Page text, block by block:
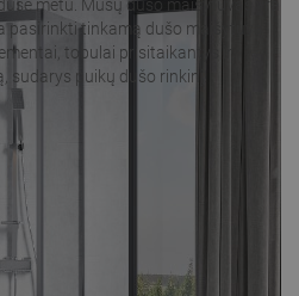
metu. Mūsų dušo maišytuvas yra
pasirinkti tinkamą dušo maišytuvą
tobulai prisitaikantys ir
puikų dušo rinkinį!